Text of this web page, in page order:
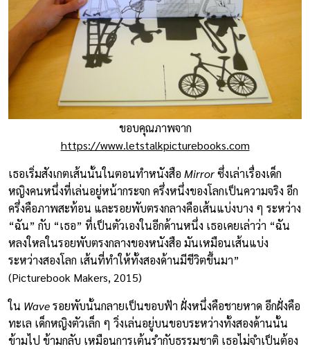
ขอบคุณภาพจาก
https://www.letstalkpicturebooks.com
เธอเริ่มสังเกตเส้นนั้นในตอนทำหนังสือ Mirrorซึ่งเล่าเรื่องเด็ก
หญิงคนหนึ่งที่เล่นอยู่หน้ากระจก ครึ่งหนึ่งของโลกเป็นความจริง อีก
ครึ่งคือภาพสะท้อน และรอยพับตรงกลางคือเส้นแบ่งบาง ๆ ระหว่าง
“ฉัน” กับ “เธอ” ที่เป็นตัวเองในอีกด้านหนึ่ง เธอเคยเล่าว่า “ฉัน
หลงใหลในรอยพับตรงกลางของหนังสือ มันเหมือนเส้นแบ่ง
ระหว่างสองโลก เส้นที่ทำให้ทั้งสองด้านมีชีวิตขึ้นมา”
(Picturebook Makers, 2015)
ใน Waveรอยพับนั้นกลายเป็นขอบฟ้า ฝั่งหนึ่งคือชายหาด อีกฝั่งคือ
ทะเล เด็กหญิงตัวเล็ก ๆ วิ่งเล่นอยู่บนขอบระหว่างทั้งสองด้านนั้น
ข้ามไป ข้ามกลับ เหมือนการเต้นรำกับธรรมชาติ เธอไม่จำเป็นต้อง